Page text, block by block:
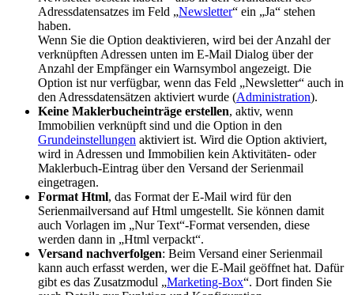
Adressdatensatzes im Feld „Newsletter“ ein „Ja“ stehen
haben.
Wenn Sie die Option deaktivieren, wird bei der Anzahl der
verknüpften Adressen unten im E-Mail Dialog über der
Anzahl der Empfänger ein Warnsymbol angezeigt. Die
Option ist nur verfügbar, wenn das Feld „Newsletter“ auch in
den Adressdatensätzen aktiviert wurde (Administration).
Keine Maklerbucheinträge erstellen, aktiv, wenn
Immobilien verknüpft sind und die Option in den
Grundeinstellungen aktiviert ist. Wird die Option aktiviert,
wird in Adressen und Immobilien kein Aktivitäten- oder
Maklerbuch-Eintrag über den Versand der Serienmail
eingetragen.
Format Html, das Format der E-Mail wird für den
Serienmailversand auf Html umgestellt. Sie können damit
auch Vorlagen im „Nur Text“-Format versenden, diese
werden dann in „Html verpackt“.
Versand nachverfolgen: Beim Versand einer Serienmail
kann auch erfasst werden, wer die E-Mail geöffnet hat. Dafür
gibt es das Zusatzmodul „Marketing-Box“. Dort finden Sie